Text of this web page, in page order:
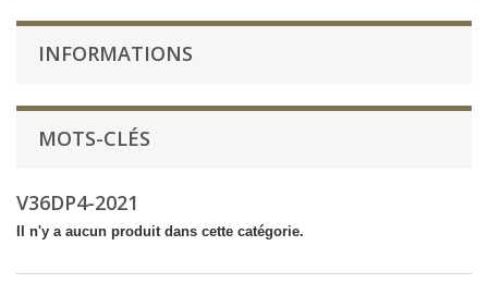
INFORMATIONS
MOTS-CLÉS
V36DP4-2021
Il n'y a aucun produit dans cette catégorie.